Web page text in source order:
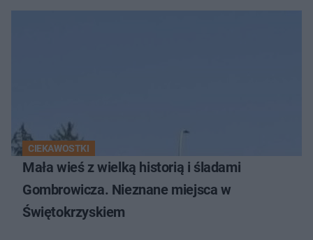
CIEKAWOSTKI
Mała wieś z wielką historią i śladami
Gombrowicza. Nieznane miejsca w
Świętokrzyskiem